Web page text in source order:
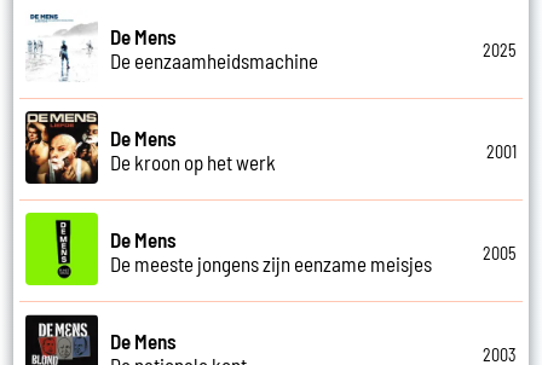
De Mens
De eenzaamheidsmachine
2025
De Mens
De kroon op het werk
2001
De Mens
De meeste jongens zijn eenzame meisjes
2005
De Mens
2003